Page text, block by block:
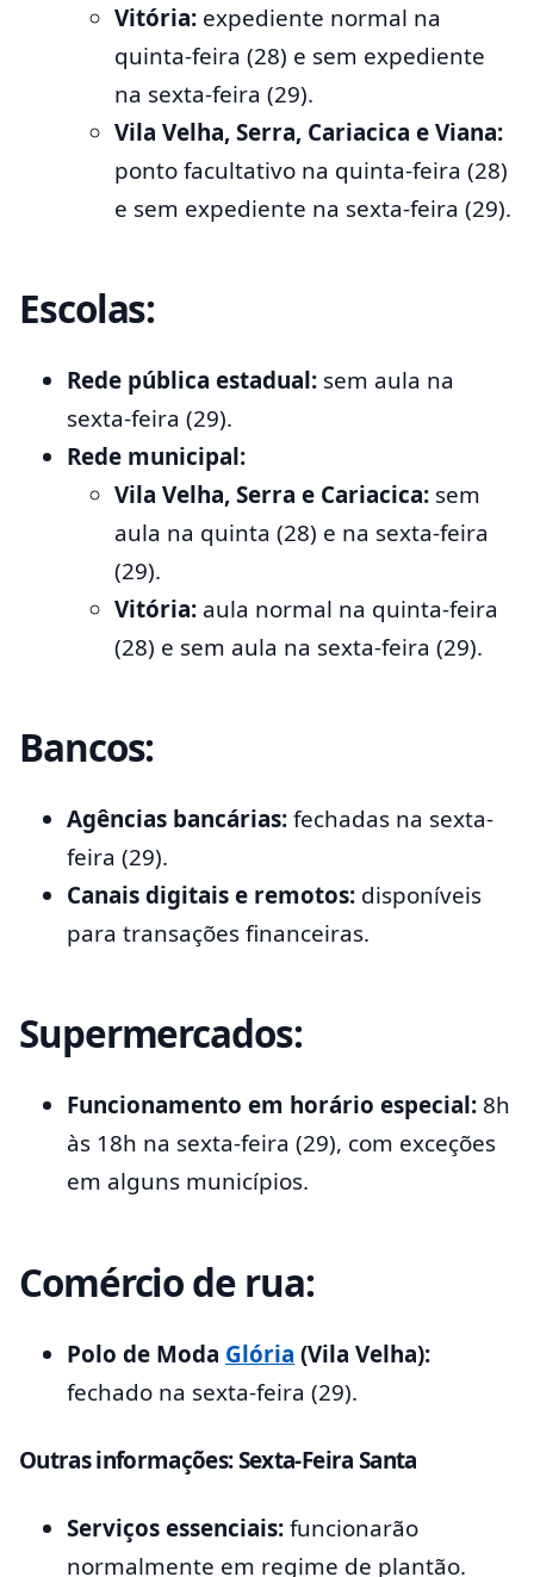
Vitória: expediente normal na
quinta-feira (28) e sem expediente
na sexta-feira (29).
Vila Velha, Serra, Cariacica e Viana:
ponto facultativo na quinta-feira (28)
e sem expediente na sexta-feira (29).
Escolas:
Rede pública estadual: sem aula na
sexta-feira (29).
Rede municipal:
Vila Velha, Serra e Cariacica: sem
aula na quinta (28) e na sexta-feira
(29).
Vitória: aula normal na quinta-feira
(28) e sem aula na sexta-feira (29).
Bancos:
Agências bancárias:fechadas na sexta-
feira (29).
Canais digitais e remotos: disponíveis
para transações financeiras.
Supermercados:
Funcionamento em horário especial: 8h
às 18h na sexta-feira (29), com exceções
em alguns municípios.
Comércio de rua:
Polo de Moda Glória (Vila Velha):
fechado na sexta-feira (29).
Outras informações:Sexta-Feira Santa
Serviços essenciais:funcionarão
normalmente em regime de plantão.